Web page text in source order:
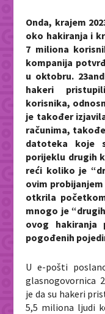
Onda, krajem
oko hakiranja i
7 miliona
kompanija
u oktobru.
hakeri
korisnika,
je također
računima,
datoteka koje
porijeklu drugih
reći koliko je
ovim
otkrila
mnogo je
ovog hakiranja
pogođenih
U e-pošti
glasnogovornica
je da su hakeri
5,5 miliona ljudi